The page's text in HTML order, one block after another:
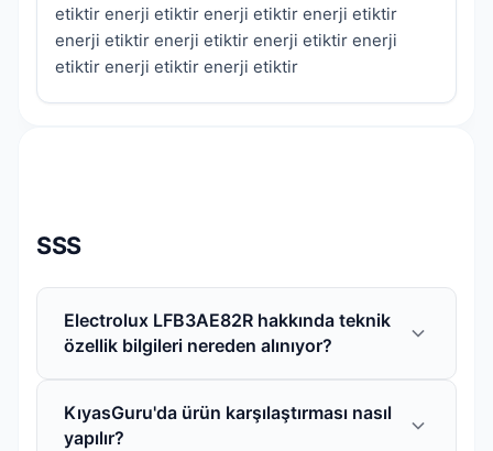
etiktir enerji etiktir enerji etiktir enerji etiktir
enerji etiktir enerji etiktir enerji etiktir enerji
etiktir enerji etiktir enerji etiktir
SSS
Electrolux LFB3AE82R hakkında teknik
özellik bilgileri nereden alınıyor?
özellikler, üretici firmanın resmi web sitesi,
KıyasGuru'da ürün karşılaştırması nasıl
yapılır?